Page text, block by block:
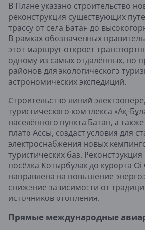
В Плане указано строительство
реконструкция существующих
трассу от села Батан до
В рамках обозначенных
этот маршрут откроет
одному из самых отдалённых, но
районов для экологического
астрономических экспедиций.
Строительство линий
туристического комплекса «Ақ-
населённого пункта Батан, а
плато Ассы, создаст условия для
электроснабжения новых
туристических баз.
посёлка Котырбулак до курорта Oi
направлена на повышение
снижение зависимости от
источников отопления.
Прямые международные